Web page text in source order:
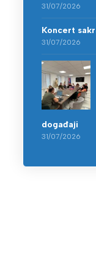
31/07/2026
Koncert
31/07/2026
događaji
31/07/2026